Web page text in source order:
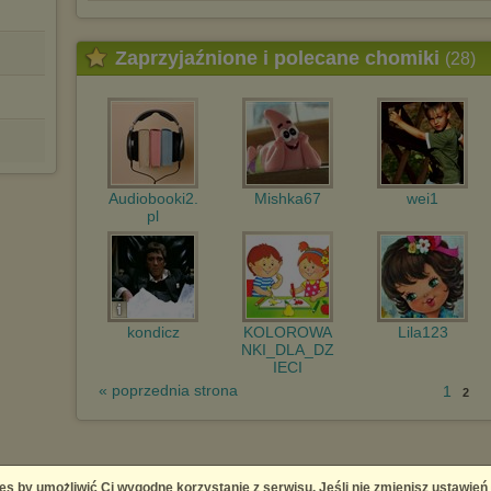
Zaprzyjaźnione i polecane chomiki (28)
Audiobooki2.
pl
Mishka67 wei1
kondicz
KOLOROWA
NKI_DLA_DZ
IECI
Lila123
« poprzednia strona 1 2
by umożliwić Ci wygodne korzystanie z serwisu. Jeśli nie zmienisz